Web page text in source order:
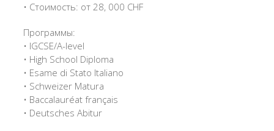
• Стоимость: от 28, 000 CHF
Программы:
• IGCSE/A-level
• High School Diploma
• Esame di Stato Italiano
• Schweizer Matura
• Baccalauréat français
• Deutsches Abitur